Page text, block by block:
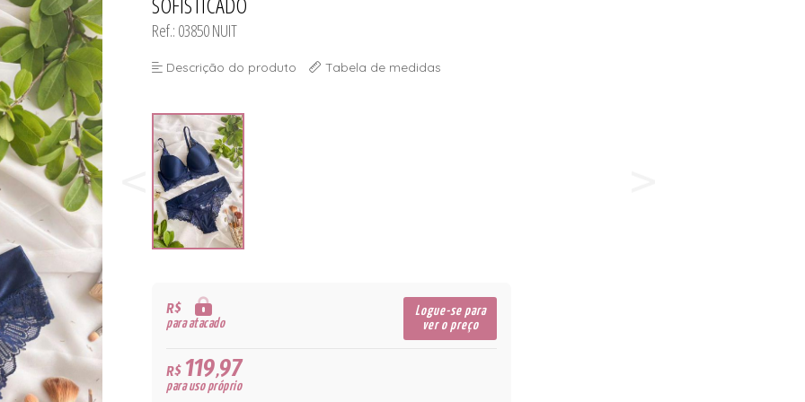
Ref.: 03850 NUIT
Descrição do produto Tabela de medidas
R$
para atacado
Logue-se para
ver o preço
R$119,97
para uso próprio